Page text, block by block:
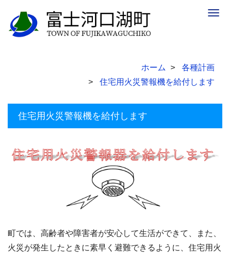
ホーム
各種計画
住宅用火災警報機を給付します
住宅用火災警報機を給付します
町では、高齢者や障害者が安心して生活ができて、また、
火災が発生したときに素早く避難できるように、住宅用火